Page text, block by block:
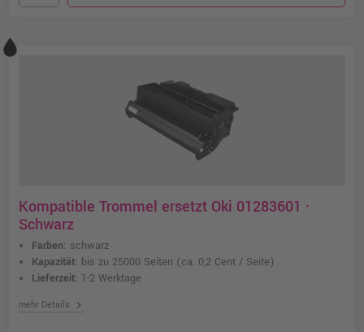
Kompatible Trommel ersetzt Oki 01283601 ·
Schwarz
Farben: schwarz
Kapazität: bis zu 25000 Seiten (ca. 0,2 Cent / Seite)
Lieferzeit: 1-2 Werktage
mehr Details chevron_right